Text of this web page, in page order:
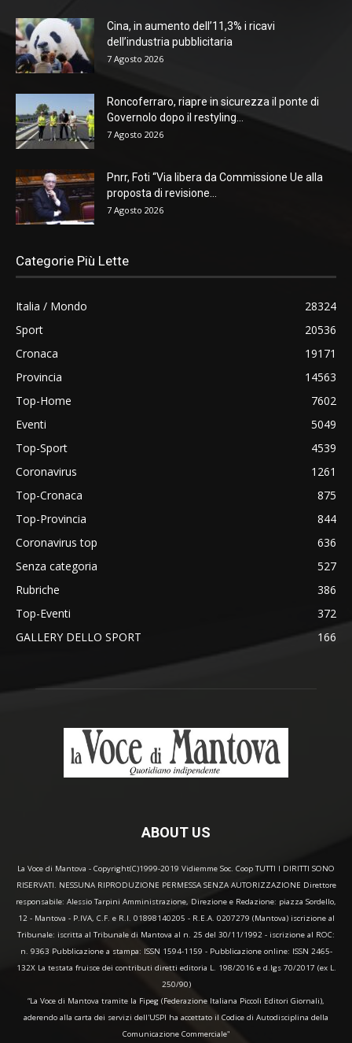
Cina, in aumento dell’11,3% i ricavi
dell’industria pubblicitaria
7 Agosto 2026
Roncoferraro, riapre in sicurezza il ponte di
Governolo dopo il restyling...
7 Agosto 2026
Pnrr, Foti “Via libera da Commissione Ue alla
proposta di revisione...
7 Agosto 2026
Categorie Più Lette
Italia / Mondo
28324
Sport
20536
Cronaca
19171
Provincia
14563
Top-Home
7602
Eventi
5049
Top-Sport
4539
Coronavirus
1261
Top-Cronaca
875
Top-Provincia
844
Coronavirus top
636
Senza categoria
527
Rubriche
386
Top-Eventi
372
GALLERY DELLO SPORT
166
ABOUT US
La Voce di Mantova - Copyright(C)1999-2019 Vidiemme Soc. Coop TUTTI I DIRITTI SONO
RISERVATI. NESSUNA RIPRODUZIONE PERMESSA SENZA AUTORIZZAZIONE Direttore
responsabile: Alessio Tarpini Amministrazione, Direzione e Redazione: piazza Sordello,
12 - Mantova - P.IVA, C.F. e R.I. 01898140205 - R.E.A. 0207279 (Mantova) iscrizione al
Tribunale: iscritta al Tribunale di Mantova al n. 25 del 30/11/1992 - iscrizione al ROC:
n. 9363 Pubblicazione a stampa: ISSN 1594-1159 - Pubblicazione online: ISSN 2465-
132X La testata fruisce dei contributi diretti editoria L. 198/2016 e d.lgs 70/2017 (ex L.
250/90)
“La Voce di Mantova tramite la Fipeg (Federazione Italiana Piccoli Editori Giornali),
aderendo alla carta dei servizi dell'USPI ha accettato il Codice di Autodisciplina della
Comunicazione Commerciale"